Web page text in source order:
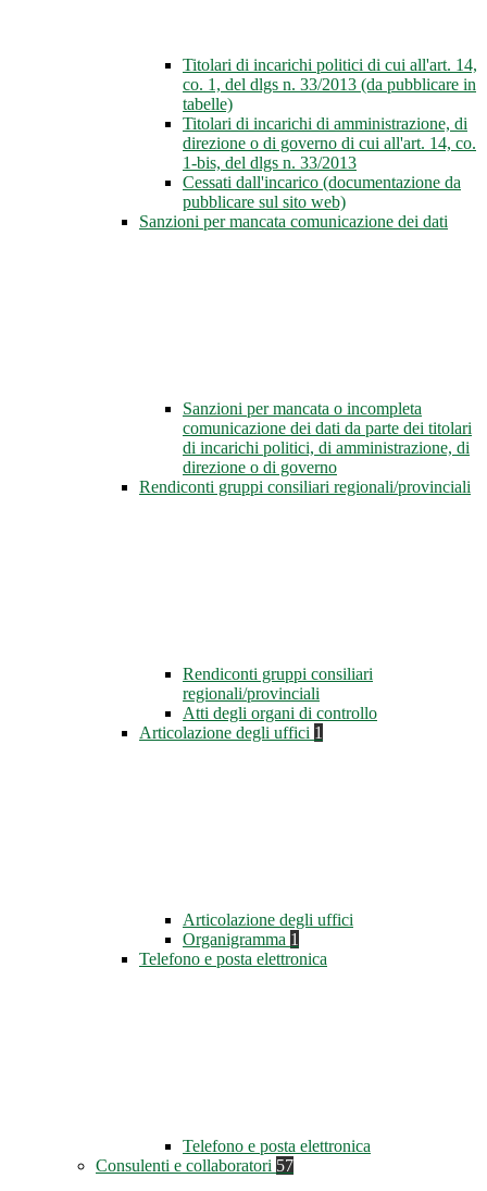
Titolari di incarichi politici di cui all'art. 14,
co. 1, del dlgs n. 33/2013 (da pubblicare in
tabelle)
Titolari di incarichi di amministrazione, di
direzione o di governo di cui all'art. 14, co.
1-bis, del dlgs n. 33/2013
Cessati dall'incarico (documentazione da
pubblicare sul sito web)
Sanzioni per mancata comunicazione dei dati
Sanzioni per mancata o incompleta
comunicazione dei dati da parte dei titolari
di incarichi politici, di amministrazione, di
direzione o di governo
Rendiconti gruppi consiliari regionali/provinciali
Rendiconti gruppi consiliari
regionali/provinciali
Atti degli organi di controllo
Articolazione degli uffici 1
Articolazione degli uffici
Organigramma 1
Telefono e posta elettronica
Telefono e posta elettronica
Consulenti e collaboratori 57